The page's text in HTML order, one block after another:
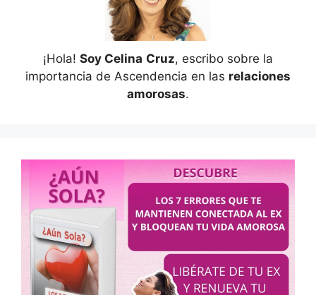
¡Hola! Soy Celina Cruz, escribo sobre la
importancia de Ascendencia en las relaciones
amorosas.